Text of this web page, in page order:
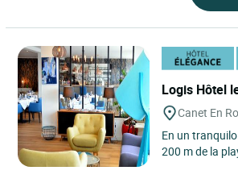
Logis Hôtel
Canet En
En un
200 m de la